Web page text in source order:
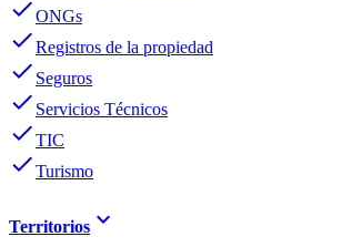
doneONGs
doneRegistros de la propiedad
done Seguros
done Servicios Técnicos
doneTIC
doneTurismo
Territorios keyboard_arrow_down